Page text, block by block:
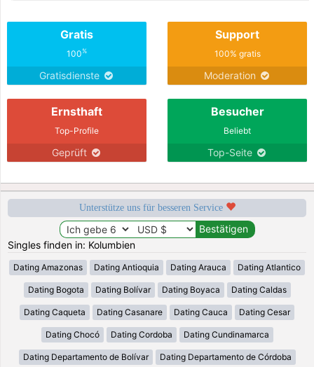
Gratis
100%
Gratisdienste
Support
100% gratis
Moderation
Ernsthaft
Top-Profile
Geprüft
Besucher
Beliebt
Top-Seite
Unterstütze uns für besseren Service
Singles finden in: Kolumbien
Dating Amazonas Dating Antioquia Dating Arauca Dating Atlantico
Dating Bogota Dating Bolívar Dating Boyaca Dating Caldas
Dating Caqueta Dating Casanare Dating Cauca Dating Cesar
Dating Chocó Dating Cordoba Dating Cundinamarca
Dating Departamento de Bolívar Dating Departamento de Córdoba